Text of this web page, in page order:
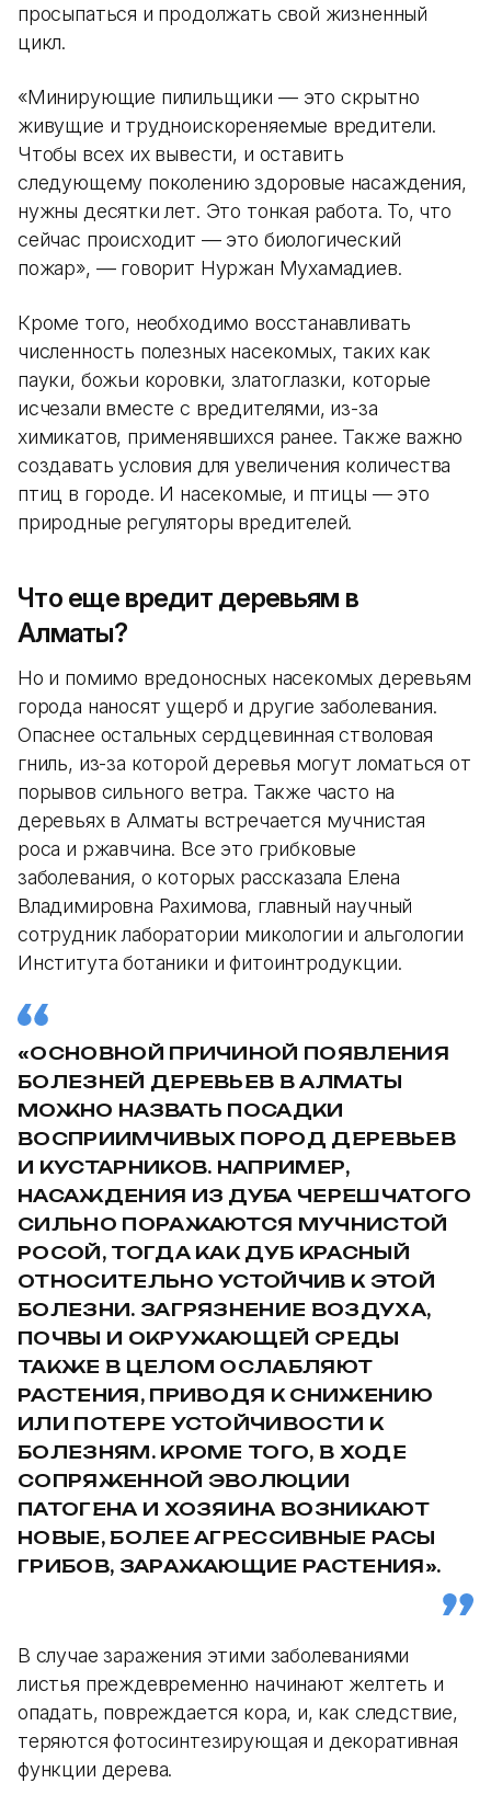
просыпаться и продолжать свой жизненный
цикл.
«Минирующие пилильщики — это скрытно
живущие и трудноискореняемые вредители.
Чтобы всех их вывести, и оставить
следующему поколению здоровые насаждения,
нужны десятки лет. Это тонкая работа. То, что
сейчас происходит — это биологический
пожар», — говорит Нуржан Мухамадиев.
Кроме того, необходимо восстанавливать
численность полезных насекомых, таких как
пауки, божьи коровки, златоглазки, которые
исчезали вместе с вредителями, из-за
химикатов, применявшихся ранее. Также важно
создавать условия для увеличения количества
птиц в городе. И насекомые, и птицы — это
природные регуляторы вредителей.
Что еще вредит деревьям в
Алматы?
Но и помимо вредоносных насекомых деревьям
города наносят ущерб и другие заболевания.
Опаснее остальных сердцевинная стволовая
гниль, из-за которой деревья могут ломаться от
порывов сильного ветра. Также часто на
деревьях в Алматы встречается мучнистая
роса и ржавчина. Все это грибковые
заболевания, о которых рассказала Елена
Владимировна Рахимова, главный научный
сотрудник лаборатории микологии и альгологии
Института ботаники и фитоинтродукции.
«ОСНОВНОЙ ПРИЧИНОЙ ПОЯВЛЕНИЯ
БОЛЕЗНЕЙ ДЕРЕВЬЕВ В АЛМАТЫ
МОЖНО НАЗВАТЬ ПОСАДКИ
ВОСПРИИМЧИВЫХ ПОРОД ДЕРЕВЬЕВ
И КУСТАРНИКОВ. НАПРИМЕР,
НАСАЖДЕНИЯ ИЗ ДУБА ЧЕРЕШЧАТОГО
СИЛЬНО ПОРАЖАЮТСЯ МУЧНИСТОЙ
РОСОЙ, ТОГДА КАК ДУБ КРАСНЫЙ
ОТНОСИТЕЛЬНО УСТОЙЧИВ К ЭТОЙ
БОЛЕЗНИ. ЗАГРЯЗНЕНИЕ ВОЗДУХА,
ПОЧВЫ И ОКРУЖАЮЩЕЙ СРЕДЫ
ТАКЖЕ В ЦЕЛОМ ОСЛАБЛЯЮТ
РАСТЕНИЯ, ПРИВОДЯ К СНИЖЕНИЮ
ИЛИ ПОТЕРЕ УСТОЙЧИВОСТИ К
БОЛЕЗНЯМ. КРОМЕ ТОГО, В ХОДЕ
СОПРЯЖЕННОЙ ЭВОЛЮЦИИ
ПАТОГЕНА И ХОЗЯИНА ВОЗНИКАЮТ
НОВЫЕ, БОЛЕЕ АГРЕССИВНЫЕ РАСЫ
ГРИБОВ, ЗАРАЖАЮЩИЕ РАСТЕНИЯ».
В случае заражения этими заболеваниями
листья преждевременно начинают желтеть и
опадать, повреждается кора, и, как следствие,
теряются фотосинтезирующая и декоративная
функции дерева.